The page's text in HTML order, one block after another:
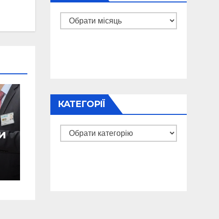
Архіви
КАТЕГОРІЇ
Категорії